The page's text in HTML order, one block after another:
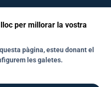
Política de Xarxes Socials
per millorar la vostra
pàgina, esteu donant el
les galetes.